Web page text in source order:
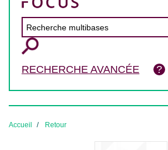
RECHERCHE AVANCÉE
Accueil Retour